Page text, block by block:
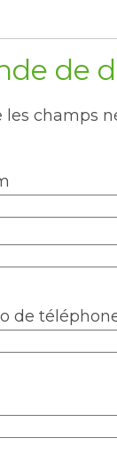
de
les champs
de